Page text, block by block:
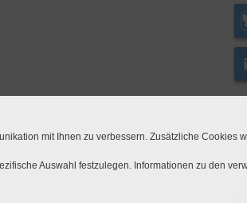
mit Ihnen zu verbessern. Zusätzliche Cookies
Auswahl festzulegen. Informationen zu den